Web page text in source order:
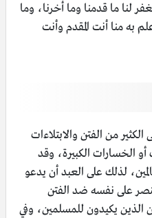
لنا ما قدمنا وما أخرنا، وما
به منا أنت المقدم وأنت
من الفتن والابتلاءات
الخسارات الكبيرة، وقد
لذلك على العبد أن يدعو
على نفسه ضد الفتن
الذين يكيدون للمسلمين، وفي